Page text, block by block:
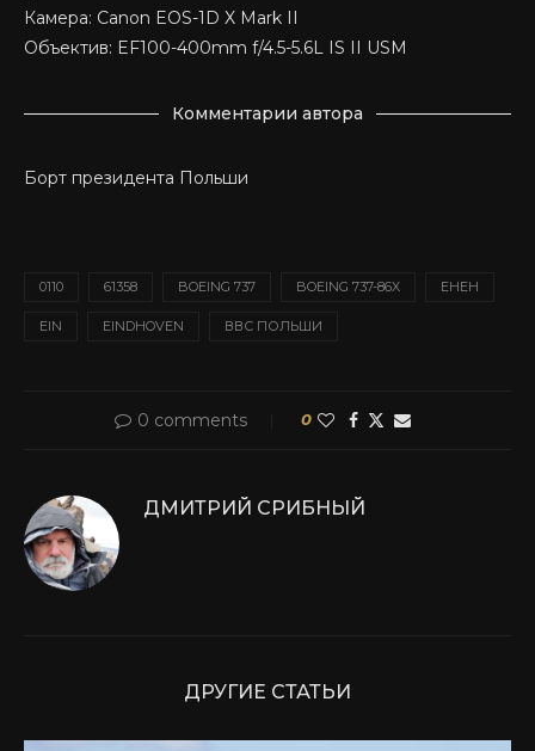
Камера: Canon EOS-1D X Mark II
Объектив: EF100-400mm f/4.5-5.6L IS II USM
Комментарии автора
Борт президента Польши
0110 61358 BOEING 737 BOEING 737-86X EHEH
EIN EINDHOVEN ВВС ПОЛЬШИ
0 comments 0
ДМИТРИЙ СРИБНЫЙ
ДРУГИЕ СТАТЬИ